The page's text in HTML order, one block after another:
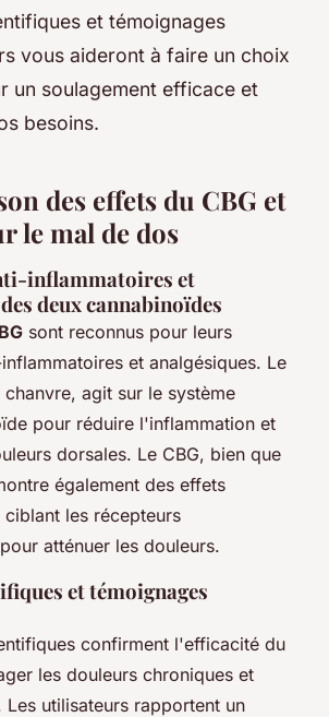
et témoignages
vous aideront à faire un choix
un soulagement efficace et
besoins.
des effets du CBG et
le mal de dos
inflammatoires et
deux cannabinoïdes
sont reconnus pour leurs
et analgésiques. Le
chanvre, agit sur le système
pour réduire l'inflammation et
dorsales. Le CBG, bien que
également des effets
les récepteurs
atténuer les douleurs.
et témoignages
confirment l'efficacité du
les douleurs chroniques et
Les utilisateurs rapportent un